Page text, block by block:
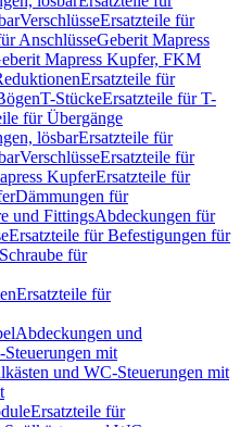
VerschlüsseErsatzteile für
AnschlüsseGeberit Mapress
Mapress Kupfer, FKM
Ersatzteile für
T-StückeErsatzteile für T-
für Übergänge
lösbarErsatzteile für
VerschlüsseErsatzteile für
KupferErsatzteile für
Dämmungen für
und FittingsAbdeckungen für
Ersatzteile für Befestigungen für
für
Ersatzteile für
Abdeckungen und
mit
und WC-Steuerungen mit
Ersatzteile für